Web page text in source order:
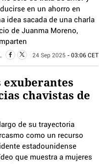
en un ahorro en
idea sacada de una charla
de Juanma Moreno,
24 Sep 2025 - 03:06 CET
exuberantes
chavistas de
de su trayectoria
como un recurso
estadounidense
que muestra a mujeres